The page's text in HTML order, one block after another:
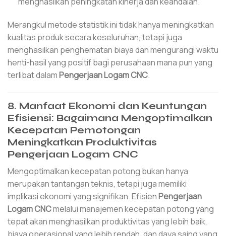
Merangkul metode statistik ini tidak hanya meningkatkan
kualitas produk secara keseluruhan, tetapi juga
menghasilkan penghematan biaya dan mengurangi waktu
henti-hasil yang positif bagi perusahaan mana pun yang
terlibat dalamPengerjaan Logam CNC.
8. Manfaat Ekonomi dan Keuntungan
Efisiensi: Bagaimana Mengoptimalkan
Kecepatan Pemotongan
Meningkatkan Produktivitas
Pengerjaan Logam CNC
Mengoptimalkan kecepatan potong bukan hanya
merupakan tantangan teknis, tetapi juga memiliki
implikasi ekonomi yang signifikan. EfisienPengerjaan
Logam CNCmelalui manajemen kecepatan potong yang
tepat akan menghasilkan produktivitas yang lebih baik,